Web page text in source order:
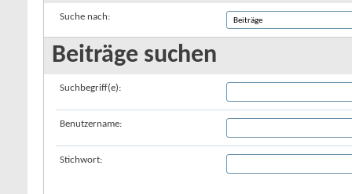
Suche nach:
Beiträge suchen
Suchbegriff(e):
Benutzername:
Stichwort: